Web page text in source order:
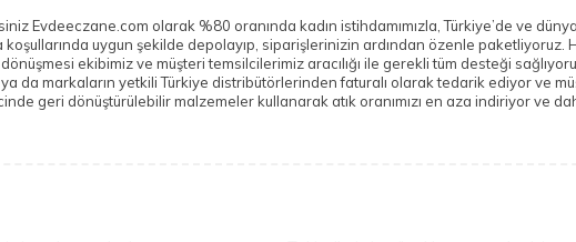
Evdeeczane.com olarak %80 oranında kadın istihdamımızla, Türkiye’de ve
uygun şekilde depolayıp, siparişlerinizin ardından özenle paketliyoruz.
ekibimiz ve müşteri temsilcilerimiz aracılığı ile gerekli tüm desteği
markaların yetkili Türkiye distribütörlerinden faturalı olarak tedarik ediyor ve
geri dönüştürülebilir malzemeler kullanarak atık oranımızı en aza indiriyor ve